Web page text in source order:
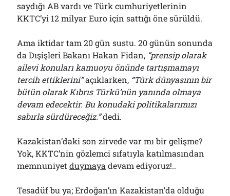
saydığı AB vardı ve Türk cumhuriyetlerinin
KKTC’yi 12 milyar Euro için sattığı öne sürüldü.
Ama iktidar tam 20 gün sustu. 20 günün sonunda
da Dışişleri Bakanı Hakan Fidan, “prensip olarak
ailevi konuları kamuoyu önünde tartışmamayı
tercih ettiklerini”açıklarken, “Türk dünyasının bir
bütün olarak Kıbrıs Türkü’nün yanında olmaya
devam edecektir. Bu konudaki politikalarımızı
sabırla sürdüreceğiz.”dedi.
Kazakistan’daki son zirvede var mı bir gelişme?
Yok, KKTC’nin gözlemci sıfatıyla katılmasından
memnuniyetduymaya devam ediyoruz!..
Tesadüf bu ya; Erdoğan’ın Kazakistan’da olduğu